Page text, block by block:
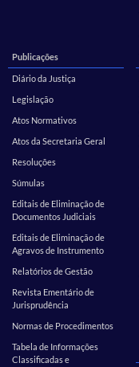
Publicações
Diário da Justiça
Legislação
Atos Normativos
Atos da Secretaria Geral
Resoluções
Súmulas
Editais de Eliminação de
Documentos Judiciais
Editais de Eliminação de
Agravos de Instrumento
Relatórios de Gestão
Revista Ementário de
Jurisprudência
Normas de Procedimentos
Tabela de Informações
Classificadas e